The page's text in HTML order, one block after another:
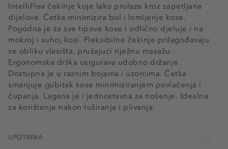
IntelliFlex čekinje koje lako prolaze kroz zapetljane
dijelove. Četka minimizira bol i lomljenje kose.
Pogodna je za sve tipove kose i odlično djeluje i na
mokroj i suhoj kosi. Fleksibilne čekinje prilagođavaju
se obliku vlasišta, pružajući nježnu masažu.
Ergonomska drška osigurava udobno držanje.
Dostupna je u raznim bojama i uzorcima. Četka
smanjuje gubitak kose minimiziranjem povlačenja i
čupanja. Lagana je i jednostavna za nošenje. Idealna
za korištenje nakon tuširanja i plivanja.
UPOTREBA